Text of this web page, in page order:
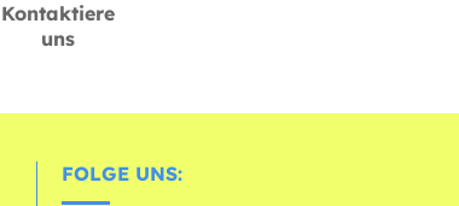
Kontaktiere
uns
FOLGE UNS: